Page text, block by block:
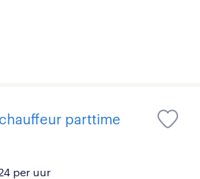
parttime
per uur